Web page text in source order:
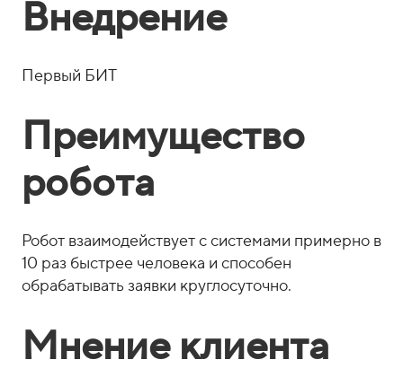
Внедрение
Первый БИТ
Преимущество
робота
Робот взаимодействует с системами примерно в
10 раз быстрее человека и способен
обрабатывать заявки круглосуточно.
Мнение клиента